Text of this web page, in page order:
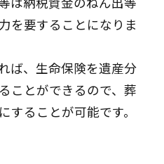
は納税資金のねん出等
を要することになりま
ば、生命保険を遺産分
ことができるので、葬
することが可能です。